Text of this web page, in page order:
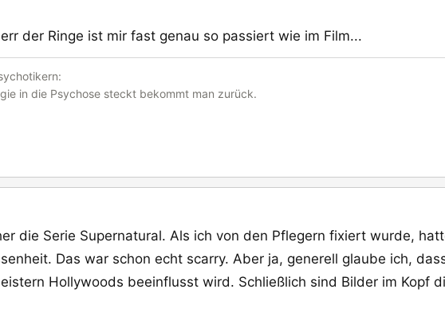
der Ringe ist mir fast genau so passiert wie im Film...
in die Psychose steckt bekommt man zurück.
die Serie Supernatural. Als ich von den Pflegern fixiert wurde,
Das war schon echt scarry. Aber ja, generell glaube ich,
Hollywoods beeinflusst wird. Schließlich sind Bilder im Kopf